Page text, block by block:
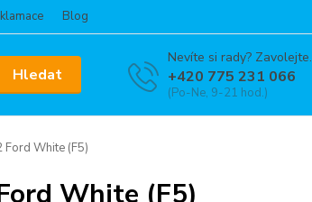
Blog
Hledat
Nevíte si rady? Zavolejte.
+420 775 231 066
(Po-Ne, 9-21 hod.)
Ford White (F5)
White (F5)